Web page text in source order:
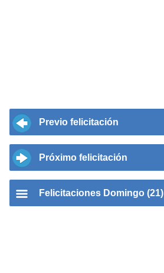
Previo felicitación
Próximo felicitación
Felicitaciones Domingo (21)